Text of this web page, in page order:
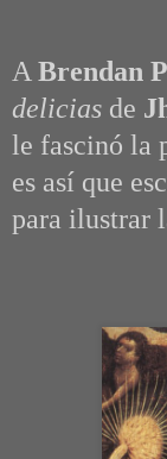
ABrendan
delicias de
le fascinó la
es así que
para ilustrar